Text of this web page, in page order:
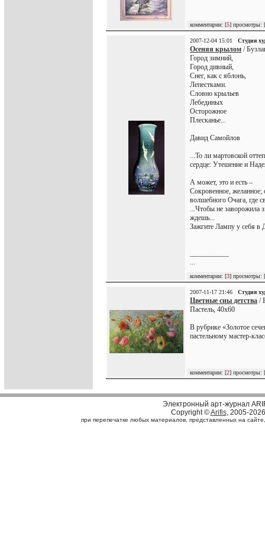
комментарии: [5] просмотры: [
2007-12-04 15:01 Студия
Осеняя крылом /
Город зимний,
Город дивный,
Снег, как с яблонь,
Лепестками.
Словно крыльев
Лебединых
Осторожное
Плесканье...
Давид Самойлов
...То ли мартовской
сердце: Утешение и
А может, это и есть –
Сокровенное, желанное;
волшебного Очага, где
...Чтобы не заворожила
ждешь...
Зажгите Лампу у себя в
...
комментарии: [3] просмотры: [
2007-11-17 21:46 Студия
Цветные сны детства /
Пастель, 40х60
В рубрике «Золотое
пастельному мастер-
комментарии: [2] просмотры: [
Электронный арт-журнал
Copyright ©Arifis, 2005-2026
при перепечатке любых материалов, представленных на